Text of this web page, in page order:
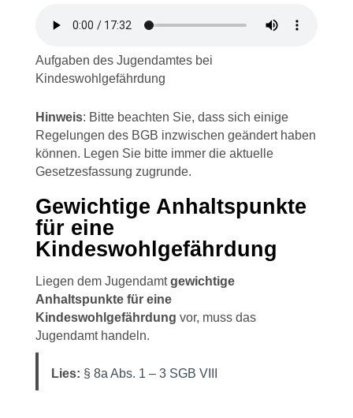
Aufgaben des Jugendamtes bei
Kindeswohlgefährdung
Hinweis: Bitte beachten Sie, dass sich einige
Regelungen des BGB inzwischen geändert haben
können. Legen Sie bitte immer die aktuelle
Gesetzesfassung zugrunde.
Gewichtige Anhaltspunkte
für eine
Kindeswohlgefährdung
Liegen dem Jugendamtgewichtige
Anhaltspunkte für eine
Kindeswohlgefährdung vor, muss das
Jugendamt handeln.
Lies: § 8a Abs. 1 – 3 SGB VIII